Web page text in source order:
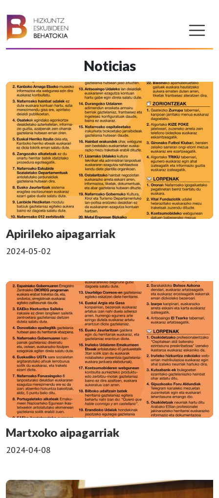
Noticias
Apirileko aipagarriak
2024-05-02
Martxoko aipagarriak
2024-04-08